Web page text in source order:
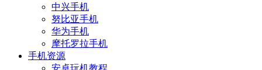
中兴手机
努比亚手机
华为手机
摩托罗拉手机
手机资源
安卓玩机教程